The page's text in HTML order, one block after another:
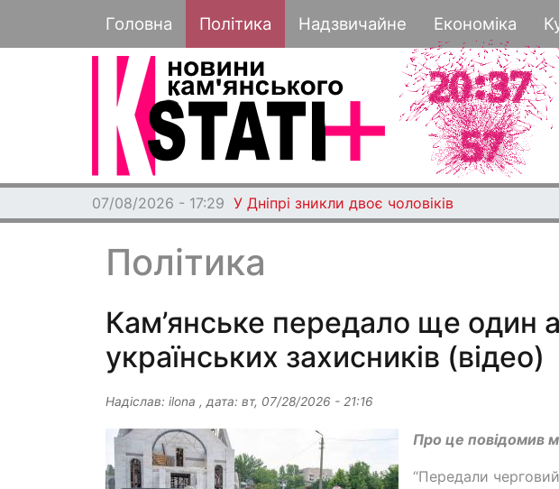
Основная навигация
Головна Політика Надзвичайне Економіка
07/08/2026 - 17:29 У Дніпрі зникли двоє чоловіків
Політика
Кам’янське передало ще один
українських захисників (відео)
Надіслав: ilona , дата: вт, 07/28/2026 - 21:16
Про це повідомив
“Передали